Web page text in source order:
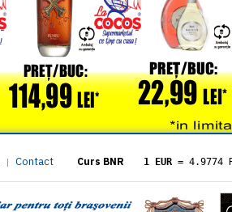
| Contact Curs BNR 1 EUR = 4.9774
= 5.8304
1 XAU= 464.4611